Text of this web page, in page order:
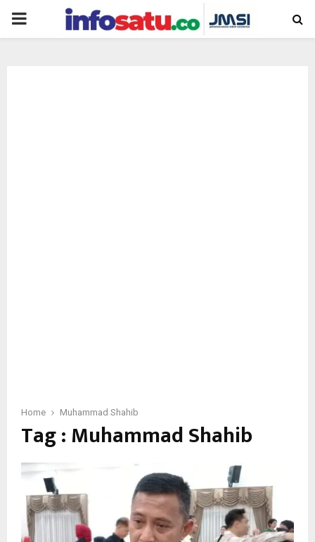
PRIMARY
Home Muhammad Shahib
Tag : Muhammad Shahib